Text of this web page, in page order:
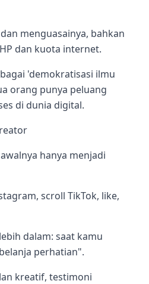
menguasainya, bahkan
dan kuota internet.
'demokratisasi ilmu
orang punya peluang
di dunia digital.
hanya menjadi
scroll TikTok, like,
dalam: saat kamu
perhatian".
kreatif, testimoni